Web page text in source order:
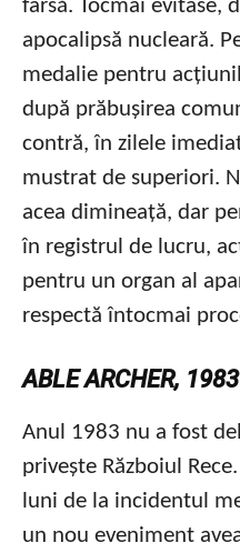
farsă. Tocmai evitase,
apocalipsă nucleară.
medalie pentru
după prăbușirea
contră, în zilele
mustrat de superiori.
acea dimineață, dar
în registrul de lucru,
pentru un organ al
respectă întocmai
ABLE ARCHER, 1983
Anul 1983 nu a fost
privește Războiul
luni de la incidentul
un nou eveniment